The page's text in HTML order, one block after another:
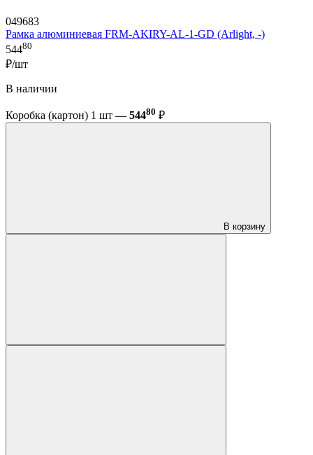
049683
Рамка алюминиевая FRM-AKIRY-AL-1-GD (Arlight, -)
54480
₽/шт
В наличии
Коробка (картон) 1 шт — 54480 ₽
В корзину